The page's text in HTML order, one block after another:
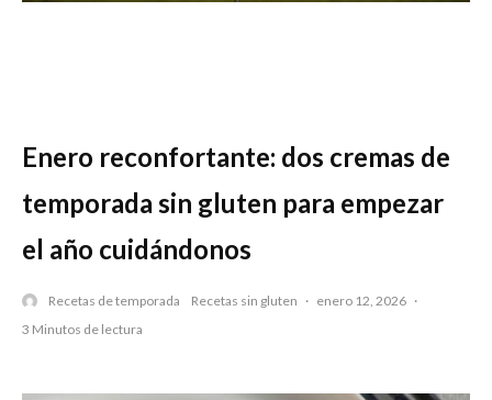
Enero reconfortante: dos cremas de
temporada sin gluten para empezar
el año cuidándonos
Recetas de temporada Recetas sin gluten · enero 12, 2026 ·
3 Minutos de lectura